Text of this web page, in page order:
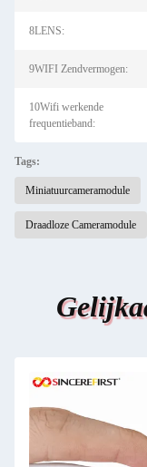
8LENS:
9WIFI Zendvermogen:
10Wifi werkende
frequentieband:
Tags:
Miniatuurcameramodule
Draadloze Cameramodule